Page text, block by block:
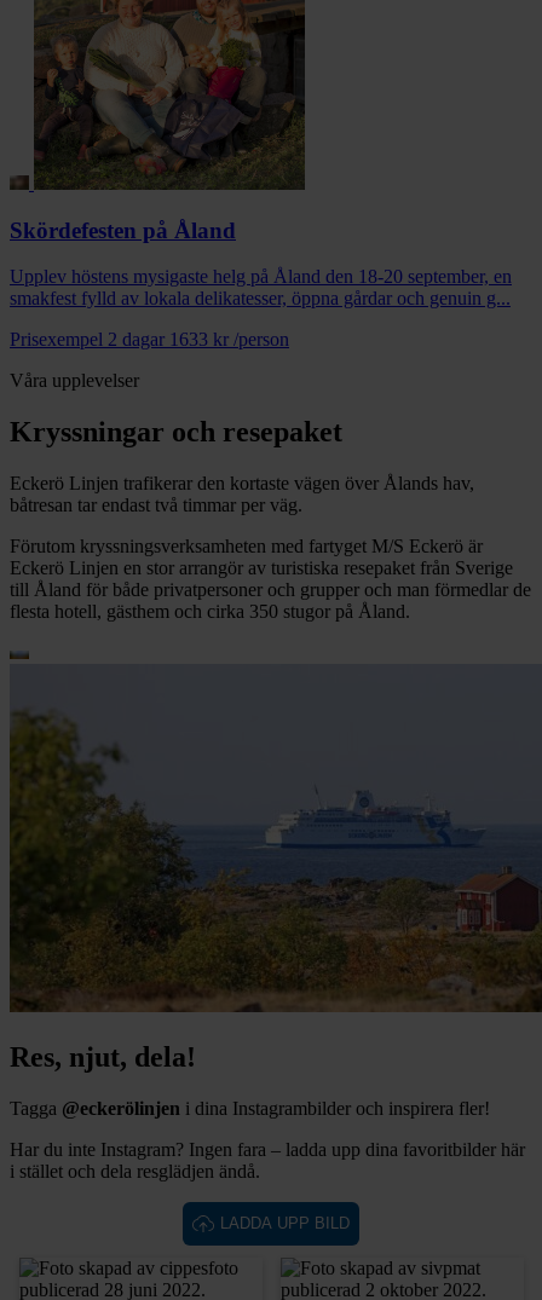
Skördefesten på Åland
Upplev höstens mysigaste helg på Åland den 18-20 september, en
smakfest fylld av lokala delikatesser, öppna gårdar och genuin g...
Prisexempel 2 dagar 1633 kr /person
Våra upplevelser
Kryssningar och resepaket
Eckerö Linjen trafikerar den kortaste vägen över Ålands hav,
båtresan tar endast två timmar per väg.
Förutom kryssningsverksamheten med fartyget M/S Eckerö är
Eckerö Linjen en stor arrangör av turistiska resepaket från Sverige
till Åland för både privatpersoner och grupper och man förmedlar de
flesta hotell, gästhem och cirka 350 stugor på Åland.
Res, njut, dela!
Tagga @eckerölinjen i dina Instagrambilder och inspirera fler!
Har du inte Instagram? Ingen fara – ladda upp dina favoritbilder här
i stället och dela resglädjen ändå.
LADDA UPP BILD